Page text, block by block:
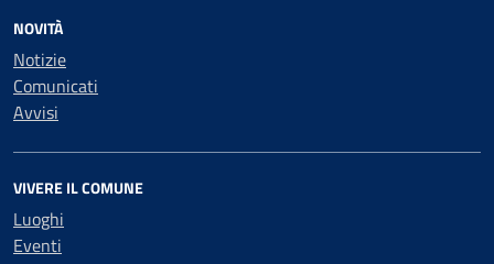
NOVITÀ
Notizie
Comunicati
Avvisi
VIVERE IL COMUNE
Luoghi
Eventi